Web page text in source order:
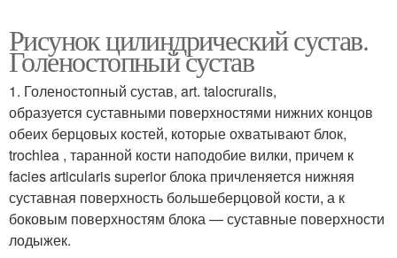
Рисунок цилиндрический сустав.
Голеностопный сустав
1. Голеностопный сустав, art. talocruralis,
образуется суставными поверхностями нижних концов
обеих берцовых костей, которые охватывают блок,
trochlea , таранной кости наподобие вилки, причем к
facies articularis superior блока причленяется нижняя
суставная поверхность большеберцовой кости, а к
боковым поверхностям блока — суставные поверхности
лодыжек.